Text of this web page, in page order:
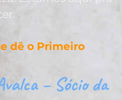
dê o Primeiro
– Sócio da